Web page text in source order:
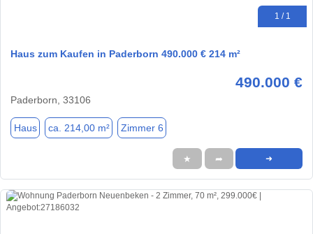
1 / 1
Haus zum Kaufen in Paderborn 490.000 € 214 m²
490.000 €
Paderborn, 33106
Haus ca. 214,00 m² Zimmer 6
★ ➦ ➜